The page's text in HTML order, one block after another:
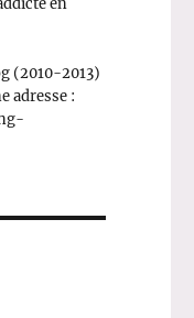
achats du Nailloux
(2010-2013)
adresse :